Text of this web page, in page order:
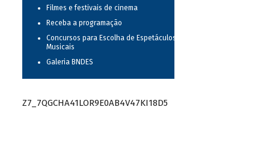
Filmes e festivais de cinema
Receba a programação
Concursos para Escolha de Espetáculos
Musicais
Galeria BNDES
Z7_7QGCHA41LOR9E0AB4V47KI18D5